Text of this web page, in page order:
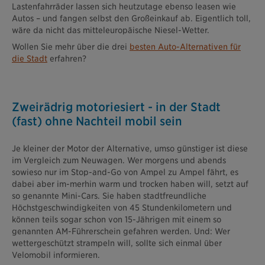
Lastenfahrräder lassen sich heutzutage ebenso leasen wie
Autos – und fangen selbst den Großeinkauf ab. Eigentlich toll,
wäre da nicht das mitteleuropäische Niesel-Wetter.
Wollen Sie mehr über die drei besten Auto-Alternativen für
die Stadt erfahren?
Zweirädrig motoriesiert - in der Stadt
(fast) ohne Nachteil mobil sein
Je kleiner der Motor der Alternative, umso günstiger ist diese
im Vergleich zum Neuwagen. Wer morgens und abends
sowieso nur im Stop-and-Go von Ampel zu Ampel fährt, es
dabei aber im-merhin warm und trocken haben will, setzt auf
so genannte Mini-Cars. Sie haben stadtfreundliche
Höchstgeschwindigkeiten von 45 Stundenkilometern und
können teils sogar schon von 15-Jährigen mit einem so
genannten AM-Führerschein gefahren werden. Und: Wer
wettergeschützt strampeln will, sollte sich einmal über
Velomobil informieren.